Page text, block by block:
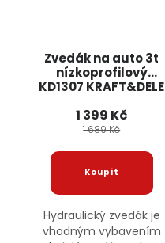
Zvedák na auto 3t
nízkoprofilový
KD1307 KRAFT&DELE
1 399 Kč
1 689 Kč
Hydraulický zvedák je
vhodným vybavením